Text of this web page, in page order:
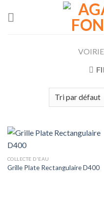
VOIRIE
COLLECTE D'EAU
Grille Plate Rectangulaire D400